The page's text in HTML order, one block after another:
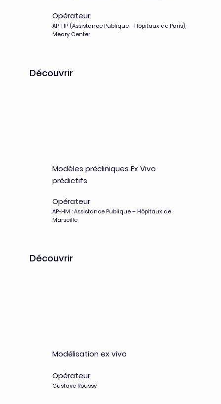
Opérateur
AP-HP (Assistance Publique - Hôpitaux de Paris),
Meary Center
Découvrir
Modèles précliniques Ex Vivo
prédictifs
Opérateur
AP-HM : Assistance Publique – Hôpitaux de
Marseille
Découvrir
Modélisation ex vivo
Opérateur
Gustave Roussy